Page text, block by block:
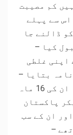
کم مصیبت
سے پہلے
ڈالنے جا
کیا –
اپنی غلطی
بتایا –
شہباز شریف تو اب بھی کہتے ہیں کہ ان کی 16 ماہ
پاکستان
ان کے سب
–